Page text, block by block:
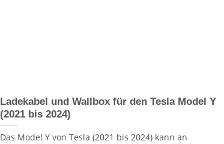
Ladekabel und Wallbox für den Tesla Model Y
(2021 bis 2024)
Das Model Y von Tesla (2021 bis 2024) kann an